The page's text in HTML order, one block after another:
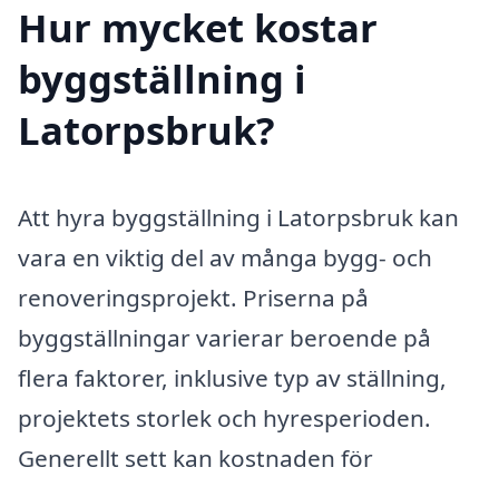
Hur mycket kostar
byggställning i
Latorpsbruk?
Att hyra byggställning i Latorpsbruk kan
vara en viktig del av många bygg- och
renoveringsprojekt. Priserna på
byggställningar varierar beroende på
flera faktorer, inklusive typ av ställning,
projektets storlek och hyresperioden.
Generellt sett kan kostnaden för